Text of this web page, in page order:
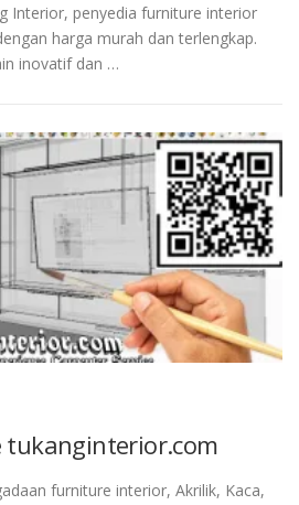
Interior, penyedia furniture interior
harga murah dan terlengkap.
inovatif dan …
tukanginterior.com
furniture interior, Akrilik, Kaca,